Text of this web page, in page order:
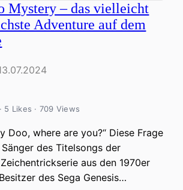
Mystery – das vielleicht
Adventure auf dem
5 Likes · 709 Views
Doo, where are you?“ Diese Frage
des Titelsongs der
aus den 1970er
des Sega Genesis…